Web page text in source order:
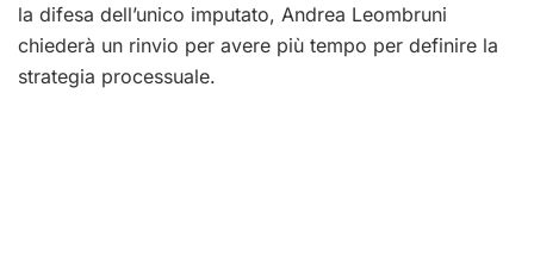
la difesa dell’unico imputato, Andrea Leombruni
chiederà un rinvio per avere più tempo per definire la
strategia processuale.